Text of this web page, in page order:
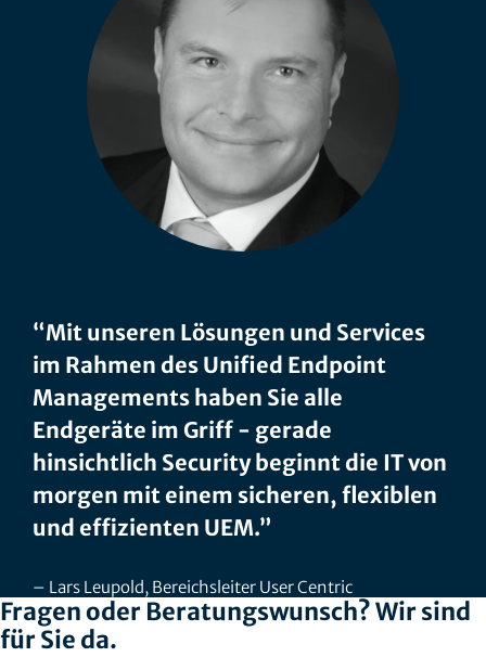
“Mit unseren Lösungen und Services
im Rahmen des Unified Endpoint
Managements haben Sie alle
Endgeräte im Griff - gerade
hinsichtlich Security beginnt die IT von
morgen mit einem sicheren, flexiblen
und effizienten UEM.”
Lars Leupold, Bereichsleiter User Centric
Fragen oder Beratungswunsch? Wir sind
für Sie da.